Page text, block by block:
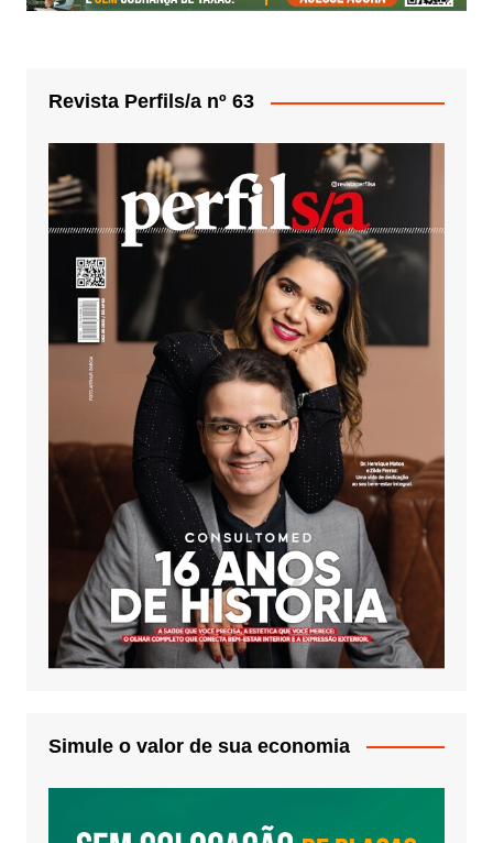
Revista Perfils/a nº 63
Simule o valor de sua economia